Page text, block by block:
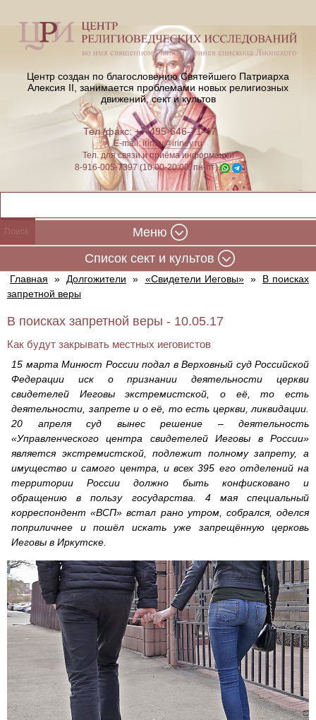
Центр создан по благословению Святейшего Патриарха
Алексия II, занимается проблемами новых религиозных
движений, сект и культов
Тел./факс: +7-495-646-71-47
E-mail:iriney@iriney.ru
Тел. для связи и приёма информации
8-916-005-7397 (10:00-20:00, пн-пт)
Меню
Cписок сект и культов
Главная » Долгожители » «Свидетели Иеговы» »
В поисках
запретной веры
В поисках запретной веры - 10.05.17
Как будут закрывать местных иеговистов
15 марта Минюст России подал в Верховный суд Российской
Федерации иск о признании деятельности церкви
свидетелей Иеговы экстремистской, о её, то есть
деятельности, запрете и о её, то есть церкви, ликвидации.
20 апреля суд вынес решение – деятельность
«Управленческого центра свидетелей Иеговы в России»
является экстремистской, подлежит полному запрету, а
имущество и самого центра, и всех 395 его отделений на
территории России должно быть конфисковано и
обращению в пользу государства. 4 мая специальный
корреспондент «ВСП» встал рано утром, собрался, оделся
поприличнее и пошёл искать уже запрещённую церковь
Иеговы в Иркутске.